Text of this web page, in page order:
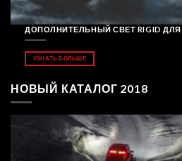
ДОПОЛНИТЕЛЬНЫЙ СВЕТ RIGID ДЛЯ
УЗНАТЬ БОЛЬШЕ
НОВЫЙ КАТАЛОГ 2018